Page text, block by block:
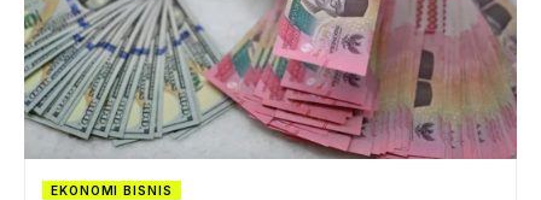
EKONOMI BISNIS